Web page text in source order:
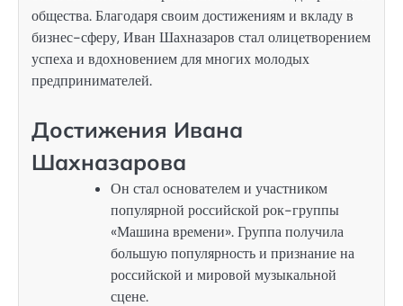
общества. Благодаря своим достижениям и вкладу в
бизнес-сферу, Иван Шахназаров стал олицетворением
успеха и вдохновением для многих молодых
предпринимателей.
Достижения Ивана
Шахназарова
Он стал основателем и участником
популярной российской рок-группы
«Машина времени». Группа получила
большую популярность и признание на
российской и мировой музыкальной
сцене.